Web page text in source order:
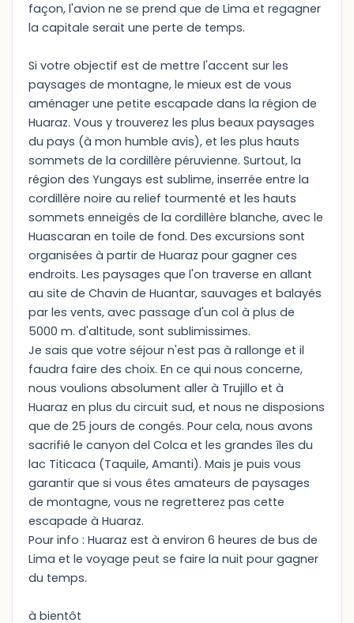
façon, l'avion ne se prend que de Lima et regagner
la capitale serait une perte de temps.
Si votre objectif est de mettre l'accent sur les
paysages de montagne, le mieux est de vous
aménager une petite escapade dans la région de
Huaraz. Vous y trouverez les plus beaux paysages
du pays (à mon humble avis), et les plus hauts
sommets de la cordillère péruvienne. Surtout, la
région des Yungays est sublime, inserrée entre la
cordillère noire au relief tourmenté et les hauts
sommets enneigés de la cordillère blanche, avec le
Huascaran en toile de fond. Des excursions sont
organisées à partir de Huaraz pour gagner ces
endroits. Les paysages que l'on traverse en allant
au site de Chavin de Huantar, sauvages et balayés
par les vents, avec passage d'un col à plus de
5000 m. d'altitude, sont sublimissimes.
Je sais que votre séjour n'est pas à rallonge et il
faudra faire des choix. En ce qui nous concerne,
nous voulions absolument aller à Trujillo et à
Huaraz en plus du circuit sud, et nous ne disposions
que de 25 jours de congés. Pour cela, nous avons
sacrifié le canyon del Colca et les grandes îles du
lac Titicaca (Taquile, Amanti). Mais je puis vous
garantir que si vous êtes amateurs de paysages
de montagne, vous ne regretterez pas cette
escapade à Huaraz.
Pour info : Huaraz est à environ 6 heures de bus de
Lima et le voyage peut se faire la nuit pour gagner
du temps.
à bientôt